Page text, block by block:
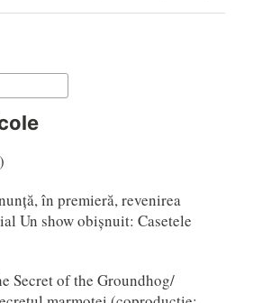
în premieră, revenirea
Un show obișnuit: Casetele
Secret of the Groundhog/